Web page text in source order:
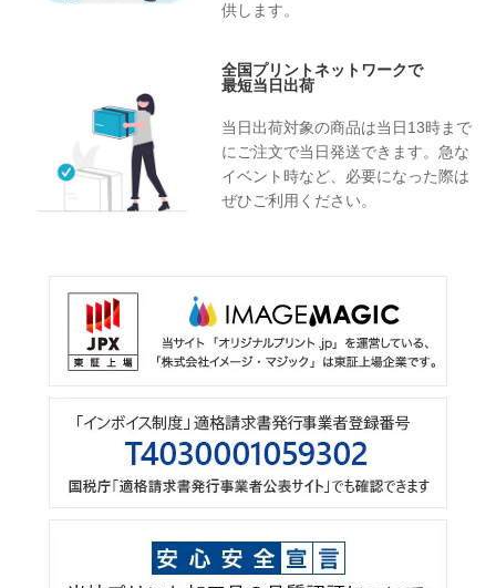
供します。
全国プリントネットワークで
最短当日出荷
当日出荷対象の商品は当日13時まで
にご注文で当日発送できます。急な
イベント時など、必要になった際は
ぜひご利用ください。